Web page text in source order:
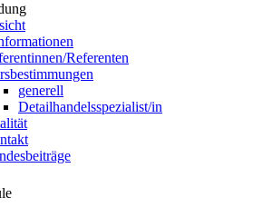
Referenten
generell
Detailhandelsspezialist/in